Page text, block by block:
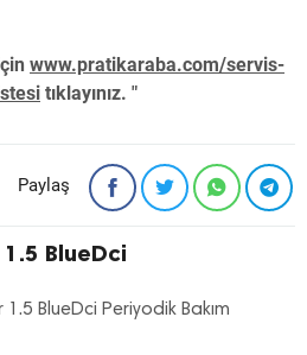
www.pratikaraba.com/servis-
tıklayınız. "
Paylaş
BlueDci
BlueDci Periyodik Bakım